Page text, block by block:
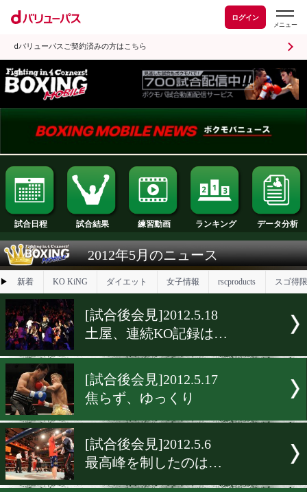
ログイン
dバリューパスご契約済みの方はこちら
試合日程 試合結果 練習動画 ランキング
2012年5月のニュース
▶ 新着 KO KiNG ダイエット 女子情報
[試合後会見]2012.5.18
土屋、連続KO記録は…
[試合後会見]2012.5.17